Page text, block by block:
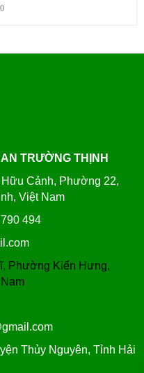
TRƯỜNG THỊNH
Cảnh, Phường 22,
Việt Nam
494
Phường Kiến Hưng,
Thủy Nguyên, Tỉnh Hải